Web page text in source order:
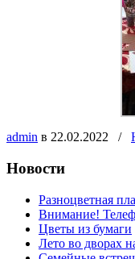
admin в 22.02.2022 /
Новости
Разноцветная
Внимание!
Цветы из бумаги
Лето во дворах